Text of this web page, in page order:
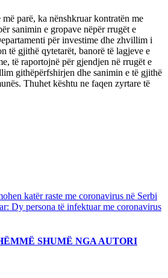
parë, ka nënshkruar kontratën me
sanimin e gropave nëpër rrugët e
për investime dhe zhvillim i
të gjithë qytetarët, banorë të lagjeve e
të raportojnë për gjendjen në rrugët e
githëpërfshirjen dhe sanimin e të gjithë
Thuhet kështu ne faqen zyrtare të
katër raste me coronavirus në Serbi
Dy persona të infektuar me coronavirus
MË SHUMË NGA AUTORI